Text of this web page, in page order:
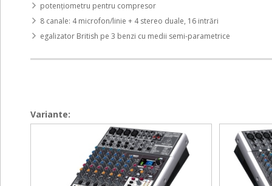
potențiometru pentru compresor
8 canale: 4 microfon/linie + 4 stereo duale, 16 intrări
egalizator British pe 3 benzi cu medii semi-parametrice
Variante:
Xenyx
X1222USB
Xenyx
X1222USB